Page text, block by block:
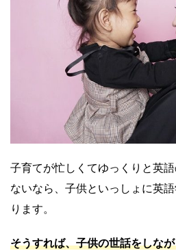
子育てが忙しくてゆっくりと英
ないなら、子供といっしょに英
ります。
そうすれば、子供の世話をしな